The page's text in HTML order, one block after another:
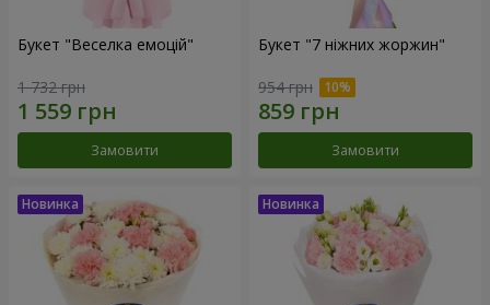
Букет "Веселка емоцій"
1 732 грн
Замовити
Букет "7 ніжних жоржин"
954 грн
Замовити